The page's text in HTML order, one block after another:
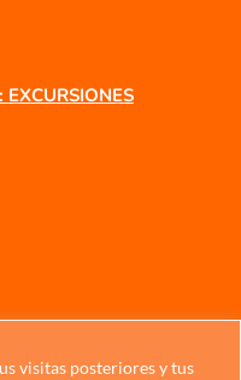
visitas posteriores y tus